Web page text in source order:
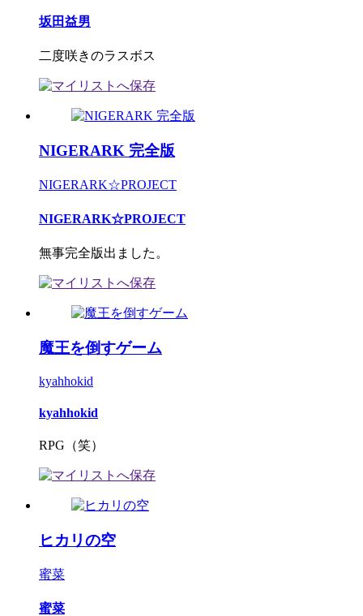
坂田益男
二度咲きのラスボス
NIGERARK 完全版
NIGERARK☆PROJECT
NIGERARK☆PROJECT
無事完全版出ました。
魔王を倒すゲーム
kyahhokid
kyahhokid
RPG（笑）
ヒカリの空
蜜菜
蜜菜